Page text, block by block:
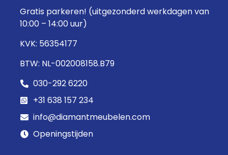
Gratis parkeren! (uitgezonderd werkdagen van
10:00 – 14:00 uur)
KVK: 56354177
BTW: NL-002008158.B79
030-292 6220
+31 638 157 234
info@diamantmeubelen.com
Openingstijden